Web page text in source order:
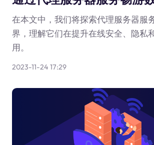
在本文中，我们将探索代理服务器服
界，理解它们在提升在线安全、隐私
用。
2023-11-24 17:29